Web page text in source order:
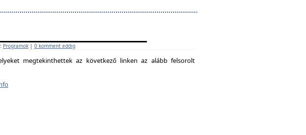
Programok | 0 komment eddig
megtekinthettek az következő linken az alább felsorolt